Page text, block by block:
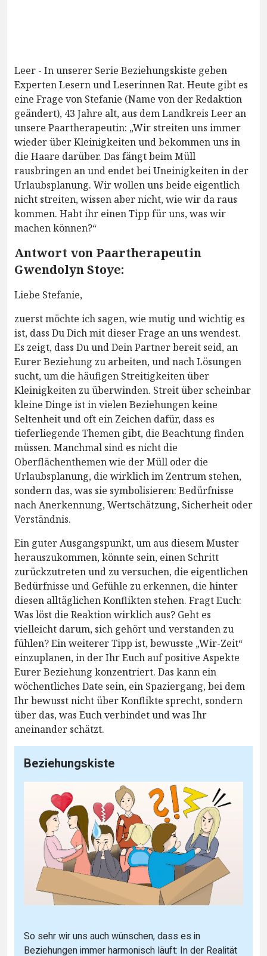
Leer - In unserer Serie Beziehungskiste geben
Experten Lesern und Leserinnen Rat. Heute gibt es
eine Frage von Stefanie (Name von der Redaktion
geändert), 43 Jahre alt, aus dem Landkreis Leer an
unsere Paartherapeutin: „Wir streiten uns immer
wieder über Kleinigkeiten und bekommen uns in
die Haare darüber. Das fängt beim Müll
rausbringen an und endet bei Uneinigkeiten in der
Urlaubsplanung. Wir wollen uns beide eigentlich
nicht streiten, wissen aber nicht, wie wir da raus
kommen. Habt ihr einen Tipp für uns, was wir
machen können?“
Antwort von Paartherapeutin
Gwendolyn Stoye:
Liebe Stefanie,
zuerst möchte ich sagen, wie mutig und wichtig es
ist, dass Du Dich mit dieser Frage an uns wendest.
Es zeigt, dass Du und Dein Partner bereit seid, an
Eurer Beziehung zu arbeiten, und nach Lösungen
sucht, um die häufigen Streitigkeiten über
Kleinigkeiten zu überwinden. Streit über scheinbar
kleine Dinge ist in vielen Beziehungen keine
Seltenheit und oft ein Zeichen dafür, dass es
tieferliegende Themen gibt, die Beachtung finden
müssen. Manchmal sind es nicht die
Oberflächenthemen wie der Müll oder die
Urlaubsplanung, die wirklich im Zentrum stehen,
sondern das, was sie symbolisieren: Bedürfnisse
nach Anerkennung, Wertschätzung, Sicherheit oder
Verständnis.
Ein guter Ausgangspunkt, um aus diesem Muster
herauszukommen, könnte sein, einen Schritt
zurückzutreten und zu versuchen, die eigentlichen
Bedürfnisse und Gefühle zu erkennen, die hinter
diesen alltäglichen Konflikten stehen. Fragt Euch:
Was löst die Reaktion wirklich aus? Geht es
vielleicht darum, sich gehört und verstanden zu
fühlen? Ein weiterer Tipp ist, bewusste „Wir-Zeit“
einzuplanen, in der Ihr Euch auf positive Aspekte
Eurer Beziehung konzentriert. Das kann ein
wöchentliches Date sein, ein Spaziergang, bei dem
Ihr bewusst nicht über Konflikte sprecht, sondern
über das, was Euch verbindet und was Ihr
aneinander schätzt.
Beziehungskiste
So sehr wir uns auch wünschen, dass es in
Beziehungen immer harmonisch läuft: In der Realität